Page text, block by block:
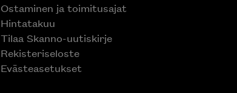
Ostaminen ja toimitusajat
Hintatakuu
Tilaa Skanno-uutiskirje
Rekisteriseloste
Evästeasetukset